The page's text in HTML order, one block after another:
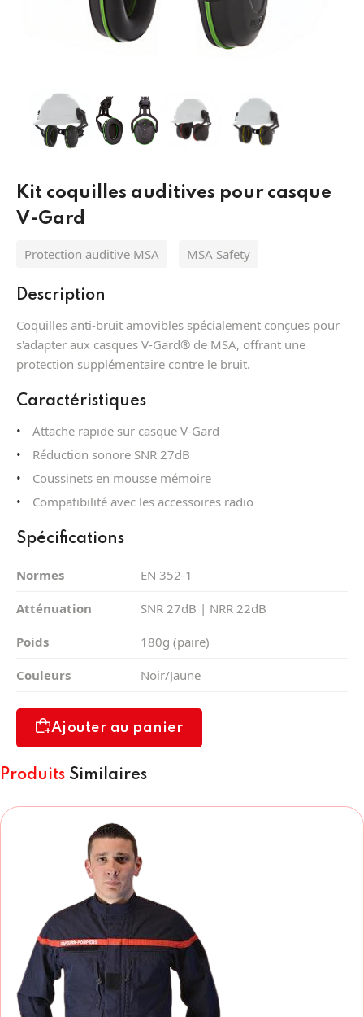
Protection des yeux MSA
Pièces de Rechange Extincteurs
Tuyaux incendie
Vetement sapeur pompier
Équipement de protection antichute
Appareils respiratoires filtrants MSA
Batteries et torche
Hydraulique
Désenfumage
Détection
Kit coquilles auditives pour casque
V-Gard
Protection auditive MSA MSA Safety
Description
Coquilles anti-bruit amovibles spécialement conçues pour
s'adapter aux casques V-Gard® de MSA, offrant une
protection supplémentaire contre le bruit.
Caractéristiques
Attache rapide sur casque V-Gard
Réduction sonore SNR 27dB
Coussinets en mousse mémoire
Compatibilité avec les accessoires radio
Spécifications
Normes EN 352-1
Atténuation SNR 27dB | NRR 22dB
Poids 180g (paire)
Couleurs Noir/Jaune
Ajouter au panier
Produits Similaires